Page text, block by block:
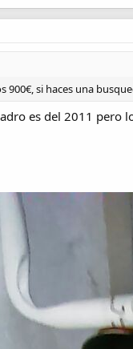
900€, si haces una
es del 2011 pero